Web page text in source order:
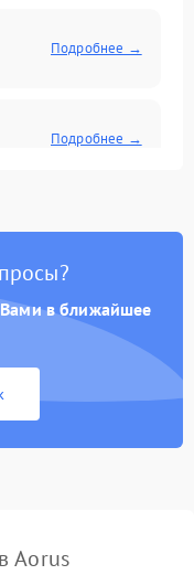
Подробнее →
Подробнее →
Подробнее →
Вами в ближайшее
Aorus